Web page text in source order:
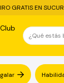
SIN INTERÉS